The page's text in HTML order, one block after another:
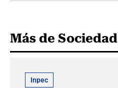
Más de Sociedad
Inpec